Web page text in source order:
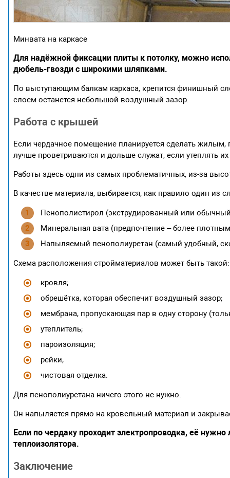
Минвата на каркасе
Для надёжной фиксации плиты к потолку, можно
дюбель-гвозди с широкими шляпками.
По выступающим балкам каркаса, крепится финишный
слоем останется небольшой воздушный зазор.
Работа с крышей
Если чердачное помещение планируется сделать жилым,
лучше проветриваются и дольше служат, если утеплять
Работы здесь одни из самых проблематичных, из-за
В качестве материала, выбирается, как правило один из
Пенополистирол (экструдированный или
Минеральная вата (предпочтение – более
Напыляемый пенополиуретан (самый удобный,
Схема расположения стройматериалов может быть такой:
кровля;
обрешётка, которая обеспечит воздушный зазор;
мембрана, пропускающая пар в одну сторону
утеплитель;
пароизоляция;
рейки;
чистовая отделка.
Для пенополиуретана ничего этого не нужно.
Он напыляется прямо на кровельный материал и
Если по чердаку проходит электропроводка, её
теплоизолятора.
Заключение